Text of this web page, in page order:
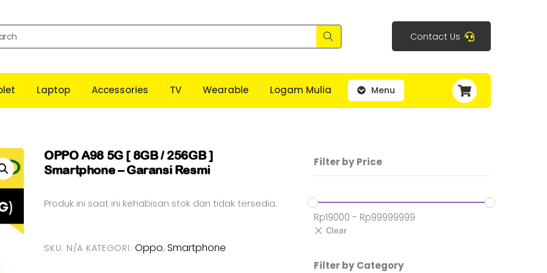
Laptop Accessories TV Wearable Logam Mulia Menu
Contact Us
OPPO A98 5G [ 8GB / 256GB ]
Smartphone – Garansi Resmi
Produk ini saat ini kehabisan stok dan tidak tersedia.
SKU: N/A KATEGORI: Oppo,Smartphone
Filter by Price
Rp19000 - Rp99999999
Filter by Category